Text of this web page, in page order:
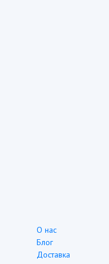
О нас
Блог
Доставка